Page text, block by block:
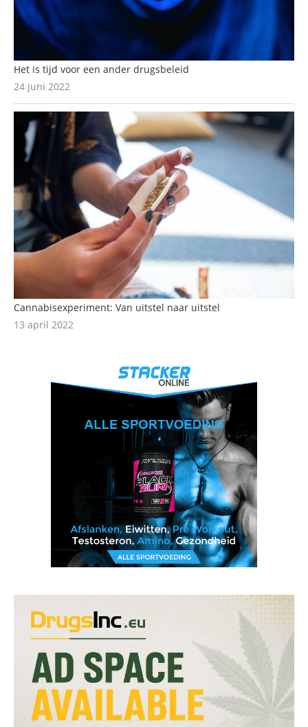
Het is tijd voor een ander drugsbeleid
24 juni 2022
Cannabisexperiment: Van uitstel naar uitstel
13 april 2022